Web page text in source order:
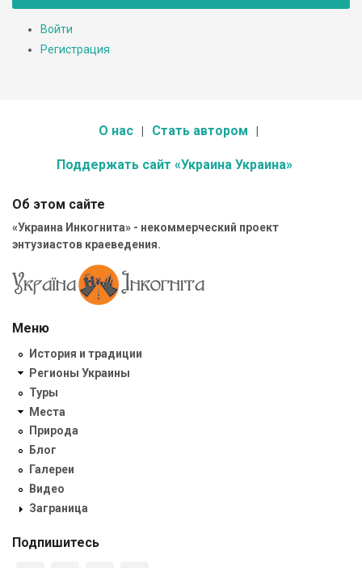
Войти
Регистрация
О нас Стать автором
Поддержать сайт «Украина Украина»
Об этом сайте
«Украина Инкогнита» - некоммерческий проект
энтузиастов краеведения.
Меню
История и традиции
Регионы Украины
Туры
Места
Природа
Блог
Галереи
Видео
Заграница
Подпишитесь